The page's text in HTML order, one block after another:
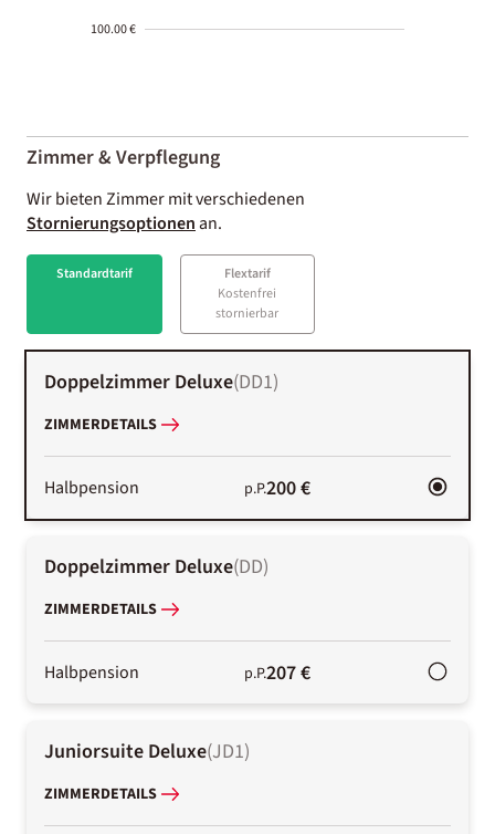
100.00 €
01-02
Zimmer & Verpflegung
Wir bieten Zimmer mit verschiedenen
Stornierungsoptionenan.
Standardtarif
Flextarif
Kostenfrei
stornierbar
Doppelzimmer Deluxe(DD1)
ZIMMERDETAILS
Halbpension p.P.200 €
Doppelzimmer Deluxe(DD)
ZIMMERDETAILS
Halbpension p.P.207 €
Juniorsuite Deluxe(JD1)
ZIMMERDETAILS